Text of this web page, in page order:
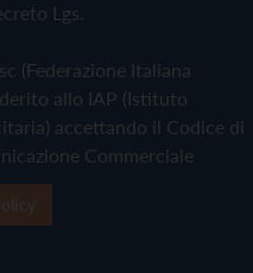
Lgs.
(Federazione Italiana
allo IAP (Istituto
accettando il Codice di
Commerciale